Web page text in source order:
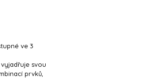
ve 3
svou
prvků,